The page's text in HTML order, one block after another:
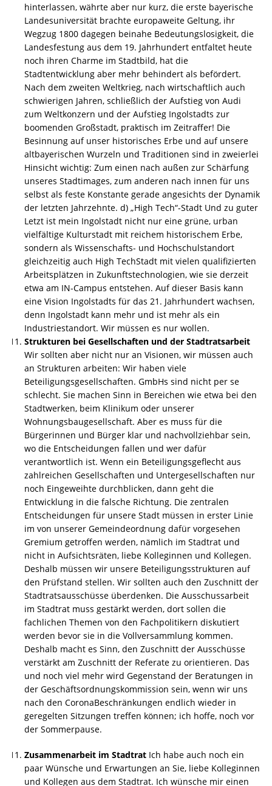
hinterlassen, währte aber nur kurz, die erste bayerische
Landesuniversität brachte europaweite Geltung, ihr
Wegzug 1800 dagegen beinahe Bedeutungslosigkeit, die
Landesfestung aus dem 19. Jahrhundert entfaltet heute
noch ihren Charme im Stadtbild, hat die
Stadtentwicklung aber mehr behindert als befördert.
Nach dem zweiten Weltkrieg, nach wirtschaftlich auch
schwierigen Jahren, schließlich der Aufstieg von Audi
zum Weltkonzern und der Aufstieg Ingolstadts zur
boomenden Großstadt, praktisch im Zeitraffer! Die
Besinnung auf unser historisches Erbe und auf unsere
altbayerischen Wurzeln und Traditionen sind in zweierlei
Hinsicht wichtig: Zum einen nach außen zur Schärfung
unseres Stadtimages, zum anderen nach innen für uns
selbst als feste Konstante gerade angesichts der Dynamik
der letzten Jahrzehnte. d) „High Tech“-Stadt Und zu guter
Letzt ist mein Ingolstadt nicht nur eine grüne, urban
vielfältige Kulturstadt mit reichem historischem Erbe,
sondern als Wissenschafts- und Hochschulstandort
gleichzeitig auch High TechStadt mit vielen qualifizierten
Arbeitsplätzen in Zukunftstechnologien, wie sie derzeit
etwa am IN-Campus entstehen. Auf dieser Basis kann
eine Vision Ingolstadts für das 21. Jahrhundert wachsen,
denn Ingolstadt kann mehr und ist mehr als ein
Industriestandort. Wir müssen es nur wollen.
Strukturen bei Gesellschaften und der Stadtratsarbeit
Wir sollten aber nicht nur an Visionen, wir müssen auch
an Strukturen arbeiten: Wir haben viele
Beteiligungsgesellschaften. GmbHs sind nicht per se
schlecht. Sie machen Sinn in Bereichen wie etwa bei den
Stadtwerken, beim Klinikum oder unserer
Wohnungsbaugesellschaft. Aber es muss für die
Bürgerinnen und Bürger klar und nachvollziehbar sein,
wo die Entscheidungen fallen und wer dafür
verantwortlich ist. Wenn ein Beteiligungsgeflecht aus
zahlreichen Gesellschaften und Untergesellschaften nur
noch Eingeweihte durchblicken, dann geht die
Entwicklung in die falsche Richtung. Die zentralen
Entscheidungen für unsere Stadt müssen in erster Linie
im von unserer Gemeindeordnung dafür vorgesehen
Gremium getroffen werden, nämlich im Stadtrat und
nicht in Aufsichtsräten, liebe Kolleginnen und Kollegen.
Deshalb müssen wir unsere Beteiligungsstrukturen auf
den Prüfstand stellen. Wir sollten auch den Zuschnitt der
Stadtratsausschüsse überdenken. Die Ausschussarbeit
im Stadtrat muss gestärkt werden, dort sollen die
fachlichen Themen von den Fachpolitikern diskutiert
werden bevor sie in die Vollversammlung kommen.
Deshalb macht es Sinn, den Zuschnitt der Ausschüsse
verstärkt am Zuschnitt der Referate zu orientieren. Das
und noch viel mehr wird Gegenstand der Beratungen in
der Geschäftsordnungskommission sein, wenn wir uns
nach den CoronaBeschränkungen endlich wieder in
geregelten Sitzungen treffen können; ich hoffe, noch vor
der Sommerpause.
Zusammenarbeit im Stadtrat Ich habe auch noch ein
paar Wünsche und Erwartungen an Sie, liebe Kolleginnen
und Kollegen aus dem Stadtrat. Ich wünsche mir einen